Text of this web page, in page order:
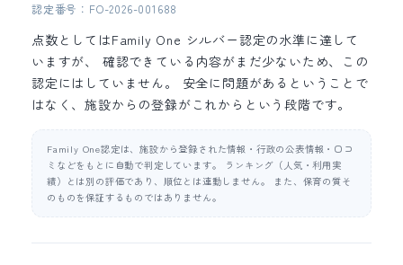
認定番号：FO-2026-001688
点数としてはFamily One シルバー認定の水準に達して
いますが、 確認できている内容がまだ少ないため、この
認定にはしていません。 安全に問題があるということで
はなく、施設からの登録がこれからという段階です。
Family One認定は、施設から登録された情報・行政の公表情報・口コ
ミなどをもとに自動で判定しています。 ランキング（人気・利用実
績）とは別の評価であり、順位とは連動しません。 また、保育の質そ
のものを保証するものではありません。